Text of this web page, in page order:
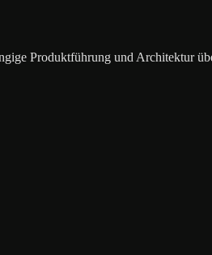
Produktführung und Architektur